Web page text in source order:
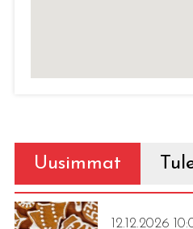
Uusimmat
12.12.2026